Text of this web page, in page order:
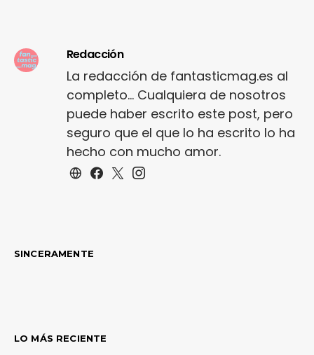
Redacción
La redacción de fantasticmag.es al
completo... Cualquiera de nosotros
puede haber escrito este post, pero
seguro que el que lo ha escrito lo ha
hecho con mucho amor.
SINCERAMENTE
LO MÁS RECIENTE